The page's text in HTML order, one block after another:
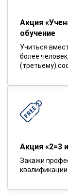
Акция
обучение
Учиться
более
(третьему)
Акция «2=3
Закажи
квалификации